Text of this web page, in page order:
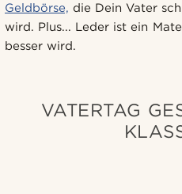
Geldbörse, die Dein Vater
wird. Plus... Leder ist ein
besser wird.
VATERTAG